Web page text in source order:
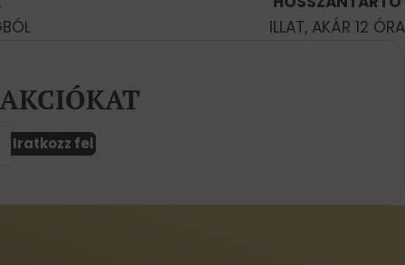
ILLAT, AKÁR 12 ÓRA
Iratkozz fel